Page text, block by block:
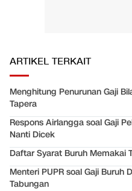
ARTIKEL TERKAIT
Menghitung Penurunan Gaji
Tapera
Respons Airlangga soal Gaji
Nanti Dicek
Daftar Syarat Buruh Memakai
Menteri PUPR soal Gaji Buruh
Tabungan